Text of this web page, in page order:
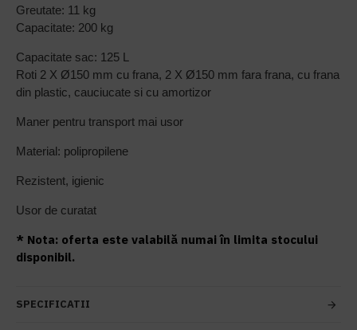
Greutate: 11 kg
Capacitate: 200 kg
Capacitate sac: 125 L
Roti 2 X Ø150 mm cu frana, 2 X Ø150 mm fara frana, cu frana
din plastic, cauciucate si cu amortizor
Maner pentru transport mai usor
Material: polipropilene
Rezistent, igienic
Usor de curatat
* Nota: oferta este valabilă numai în limita stocului
disponibil.
SPECIFICATII